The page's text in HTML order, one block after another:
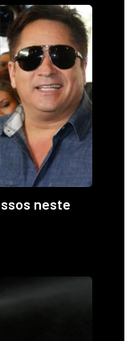
neste